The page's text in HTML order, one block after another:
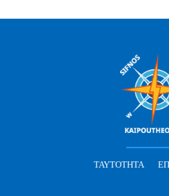
ΤΑΥΤΌΤΗΤΑ